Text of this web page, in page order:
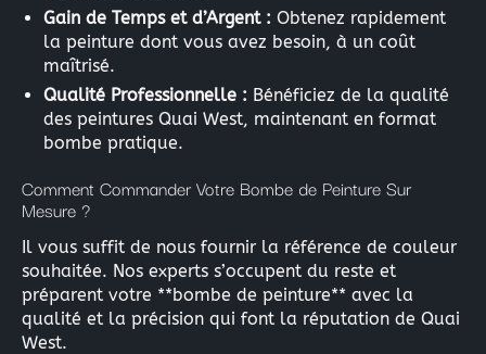
Gain de Temps et d’Argent : Obtenez rapidement
la peinture dont vous avez besoin, à un coût
maîtrisé.
Qualité Professionnelle : Bénéficiez de la qualité
des peintures Quai West, maintenant en format
bombe pratique.
Comment Commander Votre Bombe de Peinture Sur
Mesure ?
Il vous suffit de nous fournir la référence de couleur
souhaitée. Nos experts s’occupent du reste et
préparent votre **bombe de peinture** avec la
qualité et la précision qui font la réputation de Quai
West.
Rechercher
: